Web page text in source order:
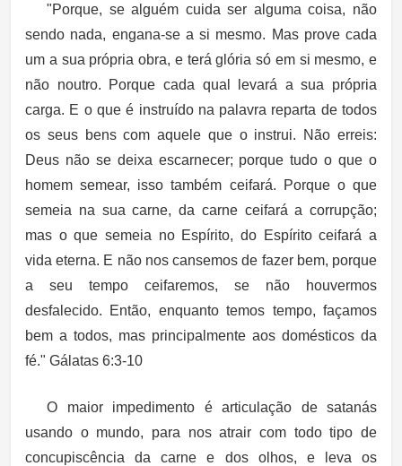
"Porque, se alguém cuida ser alguma coisa, não
sendo nada, engana-se a si mesmo. Mas prove cada
um a sua própria obra, e terá glória só em si mesmo, e
não noutro. Porque cada qual levará a sua própria
carga. E o que é instruído na palavra reparta de todos
os seus bens com aquele que o instrui. Não erreis:
Deus não se deixa escarnecer; porque tudo o que o
homem semear, isso também ceifará. Porque o que
semeia na sua carne, da carne ceifará a corrupção;
mas o que semeia no Espírito, do Espírito ceifará a
vida eterna. E não nos cansemos de fazer bem, porque
a seu tempo ceifaremos, se não houvermos
desfalecido. Então, enquanto temos tempo, façamos
bem a todos, mas principalmente aos domésticos da
fé." Gálatas 6:3-10
O maior impedimento é articulação de satanás
usando o mundo, para nos atrair com todo tipo de
concupiscência da carne e dos olhos, e leva os